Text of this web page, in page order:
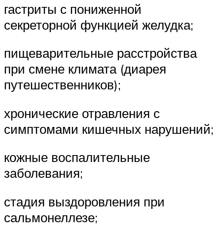
гастриты с пониженной
секреторной функцией желудка;
пищеварительные расстройства
при смене климата (диарея
путешественников);
хронические отравления с
симптомами кишечных нарушений;
кожные воспалительные
заболевания;
стадия выздоровления при
сальмонеллезе;